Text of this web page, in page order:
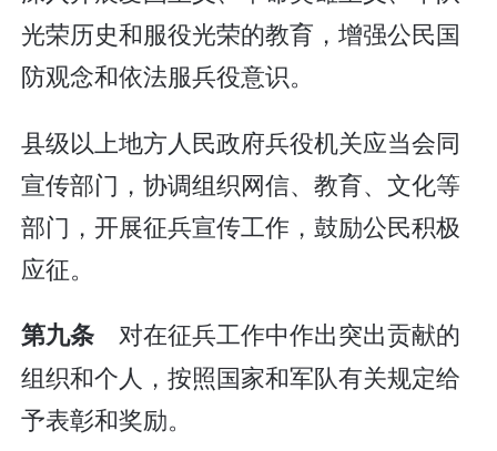
光荣历史和服役光荣的教育，增强公民国
防观念和依法服兵役意识。
县级以上地方人民政府兵役机关应当会同
宣传部门，协调组织网信、教育、文化等
部门，开展征兵宣传工作，鼓励公民积极
应征。
第九条 对在征兵工作中作出突出贡献的
组织和个人，按照国家和军队有关规定给
予表彰和奖励。